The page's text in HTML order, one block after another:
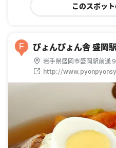
このスポッ
F ぴょんぴょん舎 盛岡
岩手県盛岡市盛岡駅前通
http://